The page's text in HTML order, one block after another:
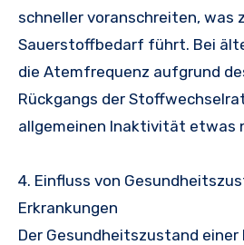
schneller voranschreiten, was
Sauerstoffbedarf führt. Bei
die Atemfrequenz aufgrund
Rückgangs der
allgemeinen Inaktivität etwas
4. Einfluss von
Erkrankungen
Der Gesundheitszustand